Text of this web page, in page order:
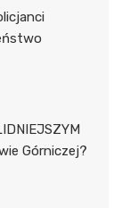
Górniczej?